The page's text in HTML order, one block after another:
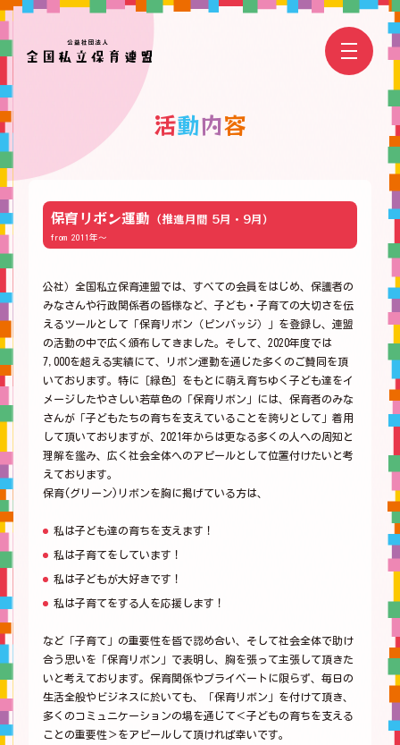
活動内容
保育リボン運動 （推進月間 5月・9月）
from 2011年～
公社）全国私立保育連盟では、すべての会員をはじめ、保護者の
みなさんや行政関係者の皆様など、子ども・子育ての大切さを伝
えるツールとして「保育リボン（ピンバッジ）」を登録し、連盟
の活動の中で広く頒布してきました。そして、2020年度では
7,000を超える実績にて、リボン運動を通じた多くのご賛同を頂
いております。特に［緑色］をもとに萌え育ちゆく子ども達をイ
メージしたやさしい若草色の「保育リボン」には、保育者のみな
さんが「子どもたちの育ちを支えていることを誇りとして」着用
して頂いておりますが、2021年からは更なる多くの人への周知と
理解を鑑み、広く社会全体へのアピールとして位置付けたいと考
えております。
保育(グリーン)リボンを胸に掲げている方は、
私は子ども達の育ちを支えます！
私は子育てをしています！
私は子どもが大好きです！
私は子育てをする人を応援します！
など「子育て」の重要性を皆で認め合い、そして社会全体で助け
合う思いを「保育リボン」で表明し、胸を張って主張して頂きた
いと考えております。保育関係やプライベートに限らず、毎日の
生活全般やビジネスに於いても、「保育リボン」を付けて頂き、
多くのコミュニケーションの場を通じて＜子どもの育ちを支える
ことの重要性＞をアピールして頂ければ幸いです。